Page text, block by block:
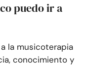
puedo ir a
la musicoterapia
conocimiento y